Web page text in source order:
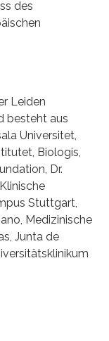
des
Leiden
besteht aus
Universitet,
Biologis,
Dr.
Stuttgart,
Medizinische
Junta de